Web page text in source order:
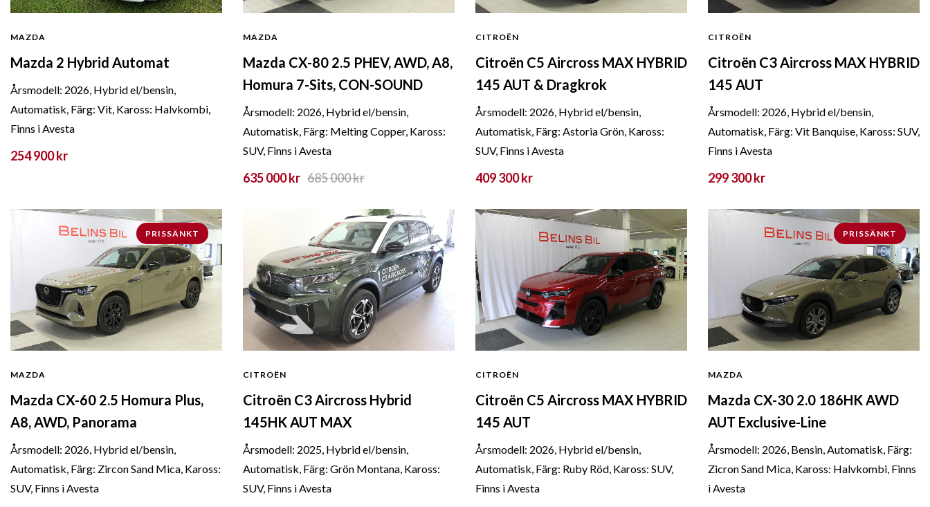
MAZDA
Mazda 2 Hybrid Automat
Årsmodell: 2026, Hybrid el/bensin,
Automatisk, Färg: Vit, Kaross: Halvkombi,
Finns i Avesta
254 900 kr
MAZDA
Mazda CX-80 2.5 PHEV, AWD, A8,
Homura 7-Sits, CON-SOUND
Årsmodell: 2026, Hybrid el/bensin,
Automatisk, Färg: Melting Copper, Kaross:
SUV, Finns i Avesta
635 000 kr 685 000kr
CITROËN
Citroën C5 Aircross MAX HYBRID
145 AUT & Dragkrok
Årsmodell: 2026, Hybrid el/bensin,
Automatisk, Färg: Astoria Grön, Kaross:
SUV, Finns i Avesta
409 300 kr
CITROËN
Citroën C3 Aircross MAX HYBRID
145 AUT
Årsmodell: 2026, Hybrid el/bensin,
Automatisk, Färg: Vit Banquise, Kaross: SUV,
Finns i Avesta
299 300 kr
PRISSÄNKT
MAZDA
Mazda CX-60 2.5 Homura Plus,
A8, AWD, Panorama
Årsmodell: 2026, Hybrid el/bensin,
Automatisk, Färg: Zircon Sand Mica, Kaross:
SUV, Finns i Avesta
CITROËN
Citroën C3 Aircross Hybrid
145HK AUT MAX
Årsmodell: 2025, Hybrid el/bensin,
Automatisk, Färg: Grön Montana, Kaross:
SUV, Finns i Avesta
CITROËN
Citroën C5 Aircross MAX HYBRID
145 AUT
Årsmodell: 2026, Hybrid el/bensin,
Automatisk, Färg: Ruby Röd, Kaross: SUV,
Finns i Avesta
PRISSÄNKT
MAZDA
Mazda CX-30 2.0 186HK AWD
AUT Exclusive-Line
Årsmodell: 2026, Bensin, Automatisk, Färg:
Zicron Sand Mica, Kaross: Halvkombi, Finns
i Avesta